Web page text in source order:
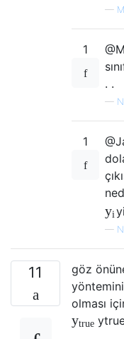
—
1
. .
—
1
yi y
—
11
göz
olması
ytrue ytru